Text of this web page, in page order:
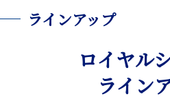
ラインアップ
ロイヤル
ライン